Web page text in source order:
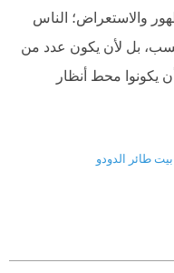
والاستعراض؛ الناس
بل لأن يكون عدد من
يكونوا محط أنظار
طائر الدودو